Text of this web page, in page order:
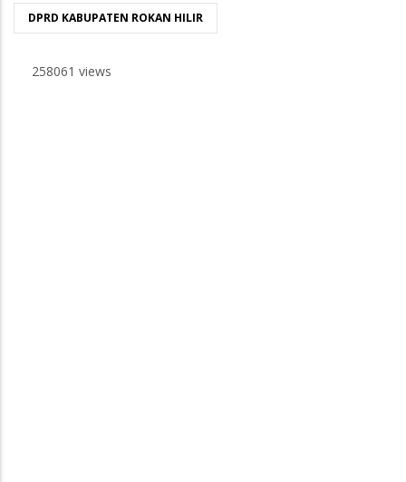
DPRD KABUPATEN ROKAN HILIR
258061 views